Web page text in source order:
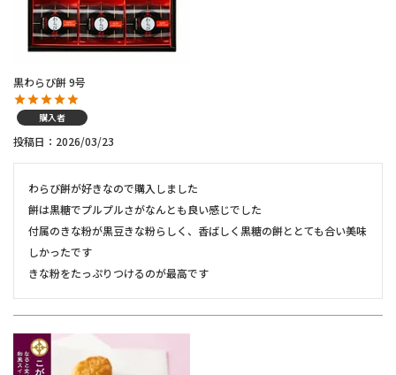
黒わらび餅 9号
購入者
投稿日 2026/03/23
わらび餅が好きなので購入しました
餅は黒糖でプルプルさがなんとも良い感じでした
付属のきな粉が黒豆きな粉らしく、香ばしく黒糖の餅ととても合い美味
しかったです
きな粉をたっぷりつけるのが最高です